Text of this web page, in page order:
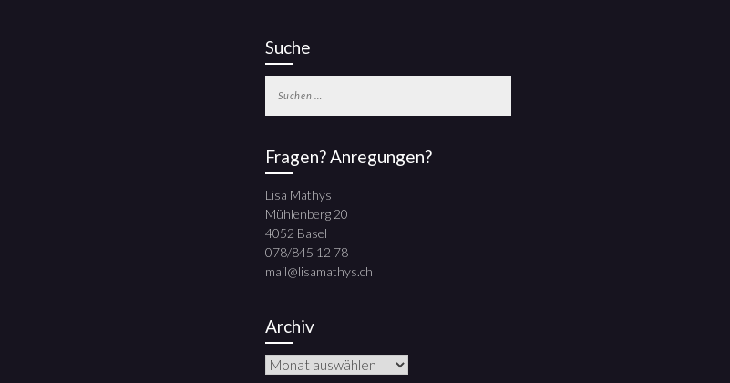
Suche
nach:
Fragen? Anregungen?
Lisa Mathys
Mühlenberg 20
4052 Basel
078/845 12 78
mail@lisamathys.ch
Archiv
Archiv